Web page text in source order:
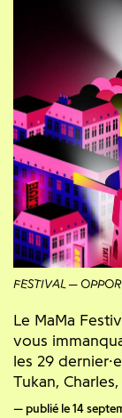
FESTIVAL
Le MaMa
vous
les 29
Tukan,
publié le 14